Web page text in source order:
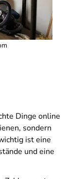
Dinge online
sondern
ist eine
und eine